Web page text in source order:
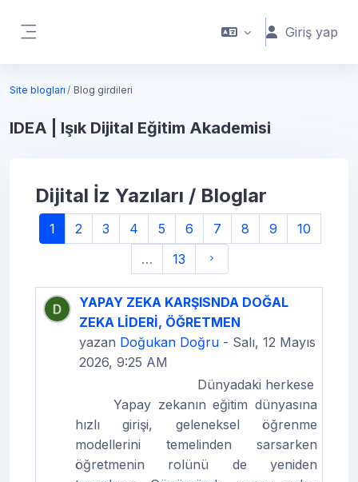
Giriş yap
Site blogları Blog girdileri
IDEA | Işık Dijital Eğitim Akademisi
Dijital İz Yazıları / Bloglar
1 (mevcut)
2 3 4 5 6 7 8 9
10
…
13
YAPAY ZEKA KARŞISNDA DOĞAL
ZEKA LİDERİ, ÖĞRETMEN
yazan Doğukan Doğru - Salı, 12 Mayıs
2026, 9:25 AM
Dünyadaki herkese
Yapay zekanın eğitim dünyasına
hızlı girişi, geleneksel öğrenme
modellerini temelinden sarsarken
öğretmenin rolünü de yeniden